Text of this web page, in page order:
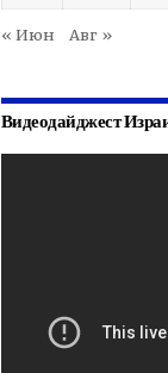
« Июн Авг »
Видеодайджест